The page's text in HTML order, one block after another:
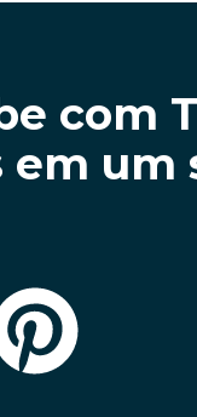
com
em um